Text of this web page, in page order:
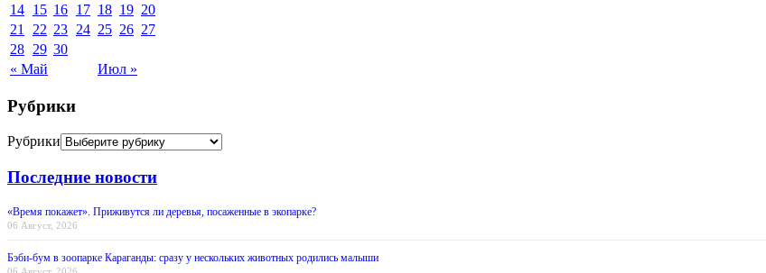
« Май Июл »
14 15 16 17 18 19 20
21
22 23 24 25 26 27
28 29 30
Рубрики
Рубрики
Последние новости
«Время покажет». Приживутся ли деревья, посаженные в экопарке?
06 Август, 2026
Бэби-бум в зоопарке Караганды: сразу у нескольких животных родились малыши